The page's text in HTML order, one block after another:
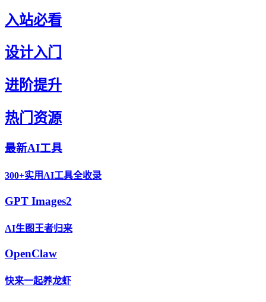
入站必看
设计入门
进阶提升
热门资源
最新AI工具
300+实用AI工具全收录
GPT Images2
AI生图王者归来
OpenClaw
快来一起养龙虾